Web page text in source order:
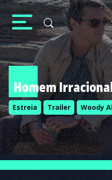
Homem
Estreia Trailer Woody